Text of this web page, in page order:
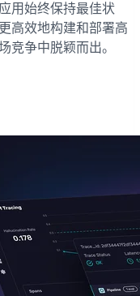
用始终保持最佳状
高效地构建和部署高
竞争中脱颖而出。